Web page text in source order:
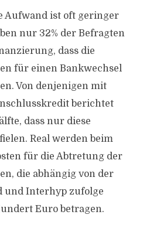
Aufwand ist oft geringer
nur 32% der Befragten
dass die
für einen Bankwechsel
Von denjenigen mit
berichtet
dass nur diese
Real werden beim
für die Abtretung der
die abhängig von der
und Interhyp zufolge
Euro betragen.